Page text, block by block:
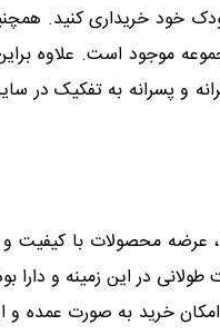
خود خریداری کنید.
موجود است. علاوه
پسرانه به تفکیک در
محصولات با کیفیت
در این زمینه و دارا